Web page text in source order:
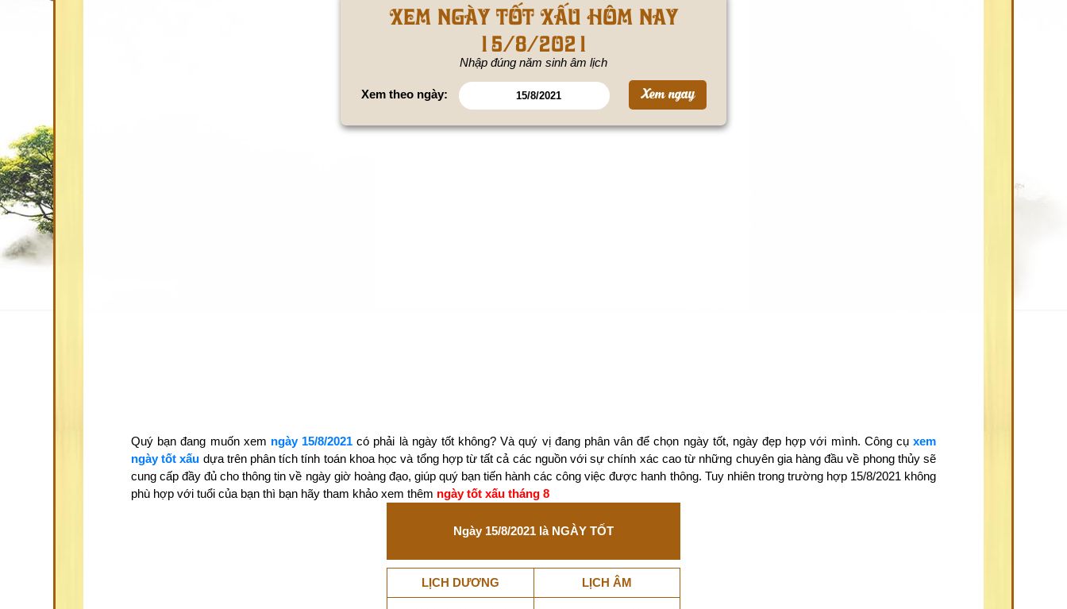
Xem ngày tốt xấu hôm nay
15/8/2021
Nhập đúng năm sinh âm lịch
Xem theo ngày:
Quý bạn đang muốn xem ngày 15/8/2021 có phải là ngày tốt không? Và quý vị đang phân vân để chọn ngày tốt, ngày đẹp hợp với mình. Công cụxem
ngày tốt xấu dựa trên phân tích tính toán khoa học và tổng hợp từ tất cả các nguồn với sự chính xác cao từ những chuyên gia hàng đầu về phong thủy sẽ
cung cấp đầy đủ cho thông tin về ngày giờ hoàng đạo, giúp quý bạn tiến hành các công việc được hanh thông. Tuy nhiên trong trường hợp 15/8/2021 không
phù hợp với tuổi của bạn thì bạn hãy tham khảo xem thêm ngày tốt xấu tháng 8
Ngày 15/8/2021 là NGÀY TỐT
LỊCH DƯƠNG LỊCH ÂM